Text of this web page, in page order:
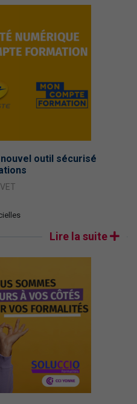
outil sécurisé
Lire la suite